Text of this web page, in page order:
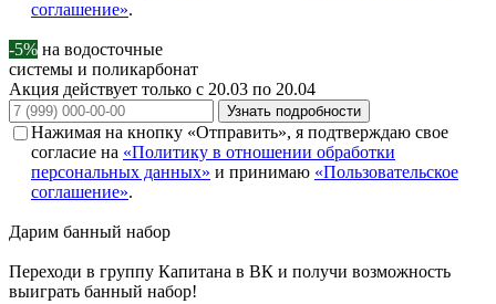
соглашение».
-5% на водосточные
системы и поликарбонат
Акция действует только с 20.03 по 20.04
Узнать подробности
Нажимая на кнопку «Отправить», я подтверждаю свое
согласие на «Политику в отношении обработки
персональных данных» и принимаю «Пользовательское
соглашение».
Дарим банный набор
Переходи в группу Капитана в ВК и получи возможность
выиграть банный набор!